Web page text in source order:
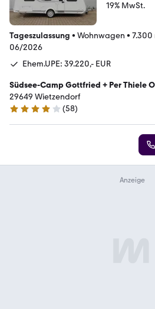
19% MwSt.
Tageszulassung • Wohnwagen • 7.300
06/2026
Ehem.UPE: 39.220,- EUR
Südsee-Camp Gottfried + Per Thiele
Caravans
29649 Wietzendorf
3.9 Sterne
(58)